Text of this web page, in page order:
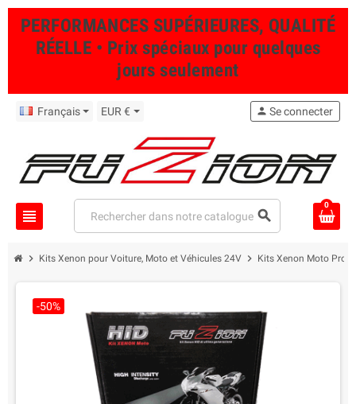
PERFORMANCES SUPÉRIEURES, QUALITÉ
RÉELLE • Prix spéciaux pour quelques
jours seulement
Français EUR €
view_headline search
person Se connecter
0
chevron_right Kits Xenon pour Voiture, Moto et Véhicules 24V chevron_right Kits Xenon Moto
-50%